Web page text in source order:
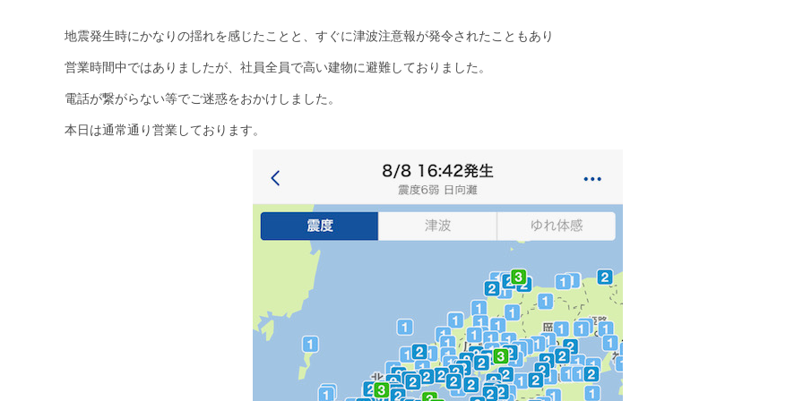
地震発生時にかなりの揺れを感じたことと、すぐに津波注意報が発令されたこともあり
営業時間中ではありましたが、社員全員で高い建物に避難しておりました。
電話が繋がらない等でご迷惑をおかけしました。
本日は通常通り営業しております。